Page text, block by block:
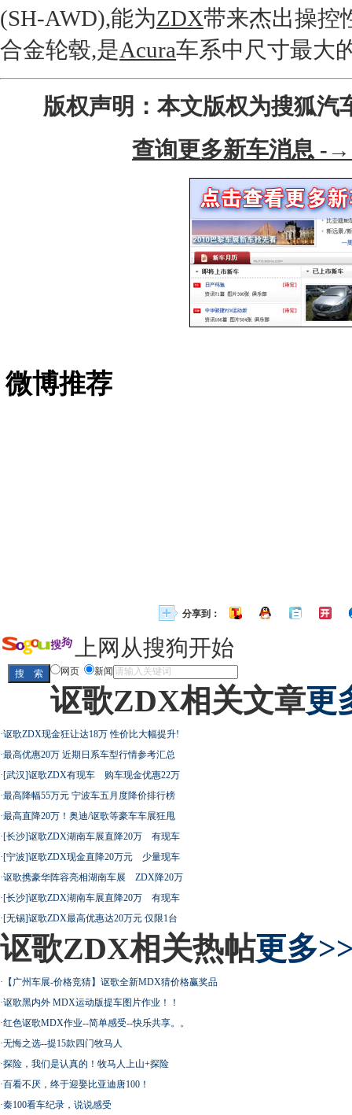
(SH-AWD),能为ZDX带来杰出操控
合金轮毂,是Acura车系中尺寸最大
版权声明：本文版权为搜狐汽
查询更多新车消息 -→
微博推荐
分享到：
上网从搜狗开始
网页 新闻
讴歌ZDX相关文章更
·讴歌ZDX现金狂让达18万 性价比大幅提升!
·最高优惠20万 近期日系车型行情参考汇总
·[武汉]讴歌ZDX有现车 购车现金优惠22万
·最高降幅55万元 宁波车五月度降价排行榜
·最高直降20万！奥迪/讴歌等豪车车展狂甩
·[长沙]讴歌ZDX湖南车展直降20万 有现车
·[宁波]讴歌ZDX现金直降20万元 少量现车
·讴歌携豪华阵容亮相湖南车展 ZDX降20万
·[长沙]讴歌ZDX湖南车展直降20万 有现车
·[无锡]讴歌ZDX最高优惠达20万元 仅限1台
讴歌ZDX相关热帖更多
· 【广州车展-价格竞猜】讴歌全新MDX猜价格赢奖品
·讴歌黑内外 MDX运动版提车图片作业！！
·红色讴歌MDX作业--简单感受--快乐共享。。
·无悔之选--提15款四门牧马人
·探险，我们是认真的！牧马人上山+探险
·百看不厌，终于迎娶比亚迪唐100！
·秦100看车纪录，说说感受